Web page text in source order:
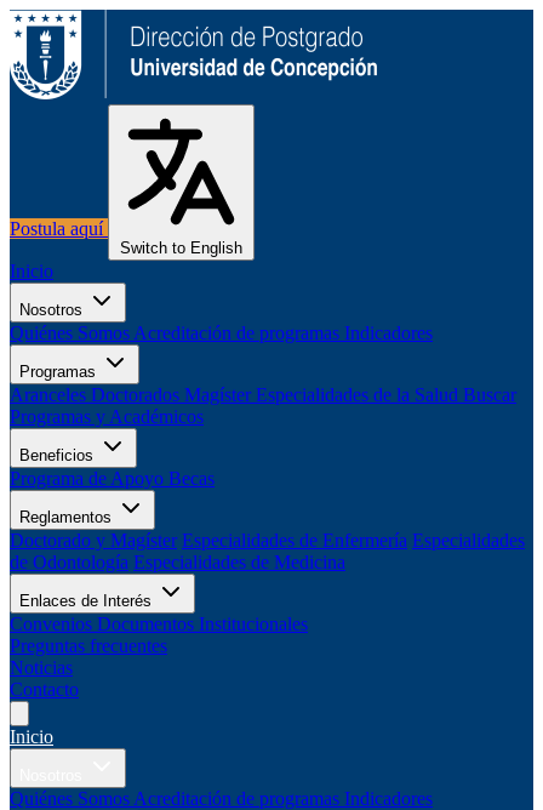
Postula aquí
Switch to English
Inicio
Nosotros
Quiénes Somos Acreditación de programas Indicadores
Programas
Aranceles Doctorados Magíster Especialidades de la Salud Buscar
Programas y Académicos
Beneficios
Programa de Apoyo Becas
Reglamentos
Doctorado y Magíster Especialidades de Enfermería Especialidades
de Odontología Especialidades de Medicina
Enlaces de Interés
Convenios Documentos Institucionales
Preguntas frecuentes
Noticias
Contacto
Inicio
Quiénes Somos Acreditación de programas Indicadores